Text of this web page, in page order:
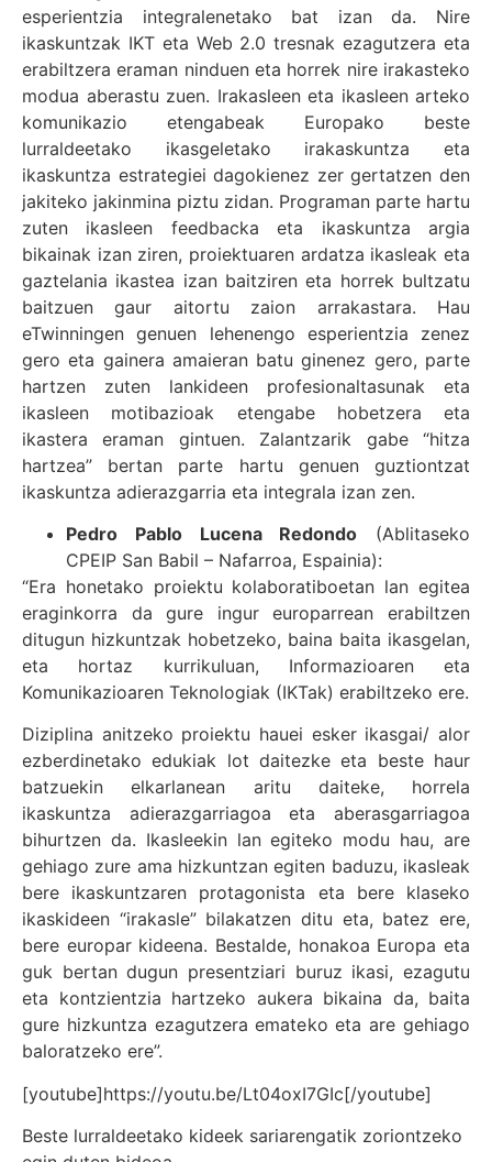
esperientzia integralenetako bat izan da. Nire
ikaskuntzak IKT eta Web 2.0 tresnak ezagutzera eta
erabiltzera eraman ninduen eta horrek nire irakasteko
modua aberastu zuen. Irakasleen eta ikasleen arteko
komunikazio etengabeak Europako beste
lurraldeetako ikasgeletako irakaskuntza eta
ikaskuntza estrategiei dagokienez zer gertatzen den
jakiteko jakinmina piztu zidan. Programan parte hartu
zuten ikasleen feedbacka eta ikaskuntza argia
bikainak izan ziren, proiektuaren ardatza ikasleak eta
gaztelania ikastea izan baitziren eta horrek bultzatu
baitzuen gaur aitortu zaion arrakastara. Hau
eTwinningen genuen lehenengo esperientzia zenez
gero eta gainera amaieran batu ginenez gero, parte
hartzen zuten lankideen profesionaltasunak eta
ikasleen motibazioak etengabe hobetzera eta
ikastera eraman gintuen. Zalantzarik gabe “hitza
hartzea” bertan parte hartu genuen guztiontzat
ikaskuntza adierazgarria eta integrala izan zen.
Pedro Pablo Lucena Redondo (Ablitaseko
CPEIP San Babil – Nafarroa, Espainia):
“Era honetako proiektu kolaboratiboetan lan egitea
eraginkorra da gure ingur europarrean erabiltzen
ditugun hizkuntzak hobetzeko, baina baita ikasgelan,
eta hortaz kurrikuluan, Informazioaren eta
Komunikazioaren Teknologiak (IKTak) erabiltzeko ere.
Diziplina anitzeko proiektu hauei esker ikasgai/ alor
ezberdinetako edukiak lot daitezke eta beste haur
batzuekin elkarlanean aritu daiteke, horrela
ikaskuntza adierazgarriagoa eta aberasgarriagoa
bihurtzen da. Ikasleekin lan egiteko modu hau, are
gehiago zure ama hizkuntzan egiten baduzu, ikasleak
bere ikaskuntzaren protagonista eta bere klaseko
ikaskideen “irakasle” bilakatzen ditu eta, batez ere,
bere europar kideena. Bestalde, honakoa Europa eta
guk bertan dugun presentziari buruz ikasi, ezagutu
eta kontzientzia hartzeko aukera bikaina da, baita
gure hizkuntza ezagutzera emateko eta are gehiago
baloratzeko ere”.
[youtube]https://youtu.be/Lt04oxI7GIc[/youtube]
Beste lurraldeetako kideek sariarengatik zoriontzeko